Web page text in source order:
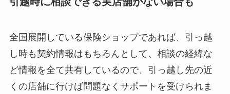
全国展開している保険ショップであれば、引っ越
し時も契約情報はもちろんとして、相談の経緯な
ど情報を全て共有しているので、引っ越し先の近
くの店舗に行けば問題なくサポートを受けられま